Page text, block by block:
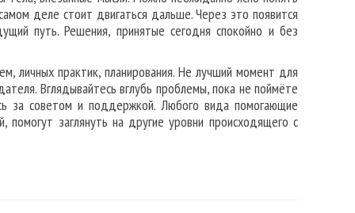
деле стоит двигаться дальше. Через это появится
путь. Решения, принятые сегодня спокойно и без
личных практик, планирования. Не лучший момент для
Вглядывайтесь вглубь проблемы, пока не поймёте
за советом и поддержкой. Любого вида помогающие
заглянуть на другие уровни происходящего с